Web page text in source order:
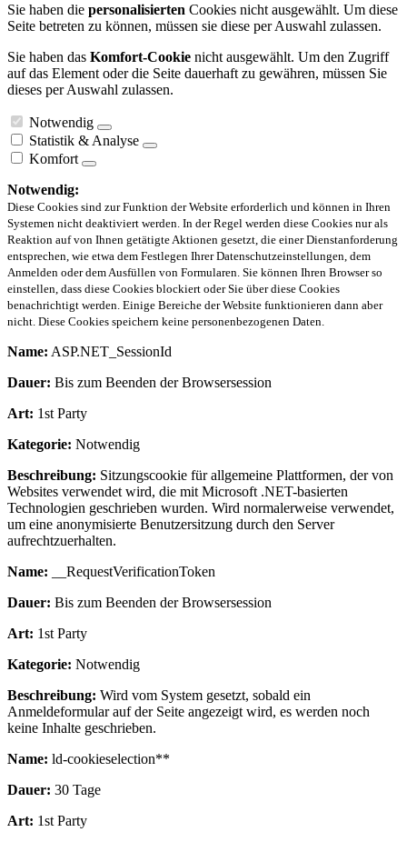
Sie haben die personalisierten Cookies nicht ausgewählt. Um diese
Seite betreten zu können, müssen sie diese per Auswahl zulassen.
Sie haben das Komfort-Cookie nicht ausgewählt. Um den Zugriff
auf das Element oder die Seite dauerhaft zu gewähren, müssen Sie
dieses per Auswahl zulassen.
Notwendig
Statistik & Analyse
Komfort
Notwendig:
Diese Cookies sind zur Funktion der Website erforderlich und können in Ihren
Systemen nicht deaktiviert werden. In der Regel werden diese Cookies nur als
Reaktion auf von Ihnen getätigte Aktionen gesetzt, die einer Dienstanforderung
entsprechen, wie etwa dem Festlegen Ihrer Datenschutzeinstellungen, dem
Anmelden oder dem Ausfüllen von Formularen. Sie können Ihren Browser so
einstellen, dass diese Cookies blockiert oder Sie über diese Cookies
benachrichtigt werden. Einige Bereiche der Website funktionieren dann aber
nicht. Diese Cookies speichern keine personenbezogenen Daten.
Name: ASP.NET_SessionId
Dauer: Bis zum Beenden der Browsersession
Art: 1st Party
Kategorie: Notwendig
Beschreibung: Sitzungscookie für allgemeine Plattformen, der von
Websites verwendet wird, die mit Microsoft .NET-basierten
Technologien geschrieben wurden. Wird normalerweise verwendet,
um eine anonymisierte Benutzersitzung durch den Server
aufrechtzuerhalten.
Name: __RequestVerificationToken
Dauer: Bis zum Beenden der Browsersession
Art: 1st Party
Kategorie: Notwendig
Beschreibung: Wird vom System gesetzt, sobald ein
Anmeldeformular auf der Seite angezeigt wird, es werden noch
keine Inhalte geschrieben.
Name: ld-cookieselection**
Dauer: 30 Tage
Art: 1st Party